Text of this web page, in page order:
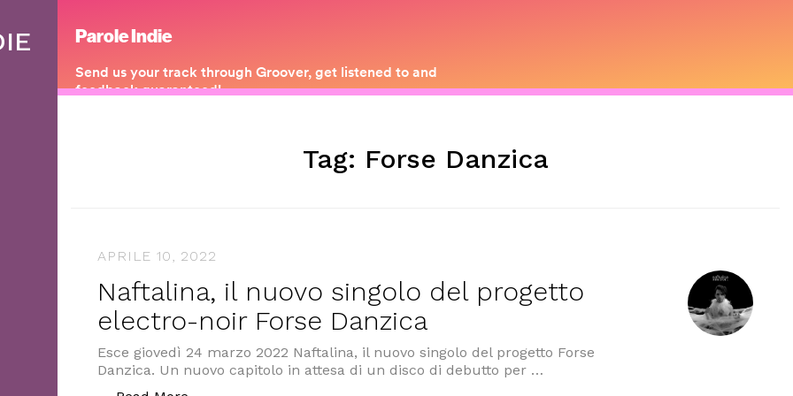
Tag: Forse Danzica
APRILE 10, 2022
Naftalina, il nuovo singolo del progetto
electro-noir Forse Danzica
Esce giovedì 24 marzo 2022 Naftalina, il nuovo singolo del progetto Forse
Danzica. Un nuovo capitolo in attesa di un disco di debutto per …